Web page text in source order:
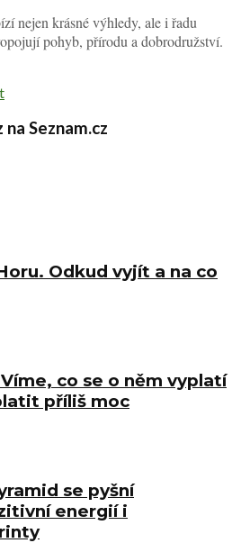
nejen krásné výhledy, ale i řadu
pohyb, přírodu a dobrodružství.
Seznam.cz
Odkud vyjít a na co
co se o něm vyplatí
příliš moc
se pyšní
energií i